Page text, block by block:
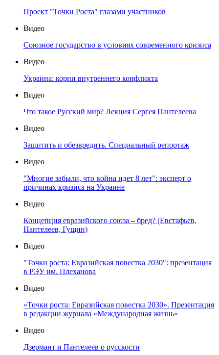
Проект "Точки Роста" глазами участников
Видео
Союзное государство в условиях современного кризиса
Видео
Украина: корни внутреннего конфликта
Видео
Что такое Русский мир? Лекция Сергея Пантелеева
Видео
Защитить и обезвредить. Специальный репортаж
Видео
"Многие забыли, что война идет 8 лет": эксперт о
причинах кризиса на Украине
Видео
Концепция евразийского союза – бред? (Евстафьев,
Пантелеев, Гущин)
Видео
"Точки роста: Евразийская повестка 2030": презентация
в РЭУ им. Плеханова
Видео
«Точки роста: Евразийская повестка 2030». Презентация
в редакции журнала «Международная жизнь»
Видео
Дзермант и Пантелеев о русскости